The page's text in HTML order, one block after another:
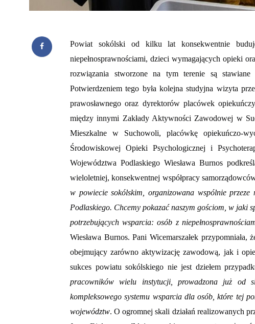
Powiat sokólski od kilku lat konsekwentnie
niepełnosprawnościami, dzieci wymagających opieki
rozwiązania stworzone na tym terenie są
Potwierdzeniem tego była kolejna studyjna wizyta
prawosławnego oraz dyrektorów placówek
między innymi Zakłady Aktywności Zawodowej w
Mieszkalne w Suchowoli, placówkę opiekuńczo-
Środowiskowej Opieki Psychologicznej i
Województwa Podlaskiego Wiesława Burnos
wieloletniej, konsekwentnej współpracy
w powiecie sokólskim, organizowana wspólnie
Podlaskiego. Chcemy pokazać naszym gościom, w jaki
potrzebujących wsparcia: osób z
Wiesława Burnos. Pani Wicemarszałek
obejmujący zarówno aktywizację zawodową, jak i
sukces powiatu sokólskiego nie jest dziełem
pracowników wielu instytucji, prowadzona już od
kompleksowego systemu wsparcia dla osób, które tej
województw. O ogromnej skali działań realizowanych